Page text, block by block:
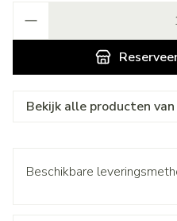
Bekijk alle producten
Beschikbare